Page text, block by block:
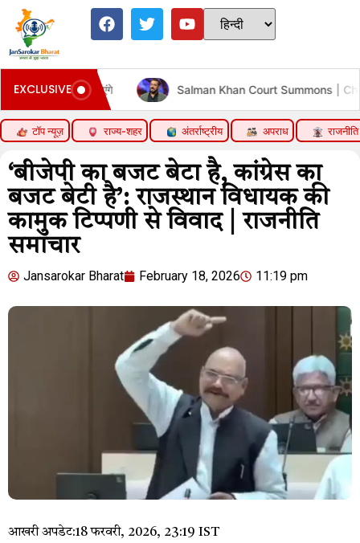
EXCLUSIVE
बनाएंगे Salman Khan Court Summons | Chandigarh
टॉप न्यूज़ राज्य-शहर अंतर्राष्ट्रीय अपराध राजनीति
‘बीजेपी का बजट बेटा है, कांग्रेस का
बजट बेटी है’: राजस्थान विधायक की
कामुक टिप्पणी से विवाद | राजनीति
समाचार
Jansarokar Bharat February 18, 2026 11:19 pm
आखरी अपडेट:18 फरवरी, 2026, 23:19 IST